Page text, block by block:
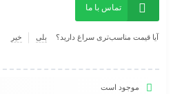
تماس با ما
آیا قیمت مناسب‌تری سراغ دارید؟ بلی خیر
موجود است